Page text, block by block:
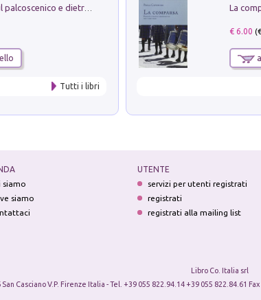
Conte e Mattarella. Sul palcoscenico e dietro le quinte del Quirinale. Un racconto sulle istituzioni
Tutti i libri
€ 6.00
siamo
siamo
UTENTE
servizi per utenti registrati
registrati
registrati alla mailing list
Libro Co. Italia srl
San Casciano V.P. Firenze Italia - Tel. +39 055 822.94.14 +39 055 822.84.61